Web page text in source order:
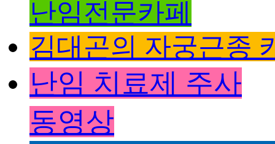
난임전문카페
김대곤의 자궁근종
난임 치료제 주사
동영상